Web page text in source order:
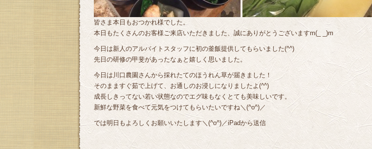
皆さま本日もおつかれ様でした。
本日もたくさんのお客様ご来店いただきました、誠にありがとうございますm(_ _)m
今日は新人のアルバイトスタッフに初の釜飯提供してもらいました(^^)
先日の研修の甲斐があったなぁと嬉しく思いました。
今日は川口農園さんから採れたてのほうれん草が届きました！
そのまますぐ茹で上げて、お通しのお浸しになりましたよ(^^)
成長しきってない若い状態なのでエグ味もなくとても美味しいです。
新鮮な野菜を食べて元気をつけてもらいたいですね＼(^o^)／
では明日もよろしくお願いいたします＼(^o^)／iPadから送信